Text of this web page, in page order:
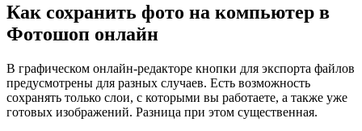
Как сохранить фото на компьютер в
Фотошоп онлайн
В графическом онлайн-редакторе кнопки для экспорта файлов
предусмотрены для разных случаев. Есть возможность
сохранять только слои, с которыми вы работаете, а также уже
готовых изображений. Разница при этом существенная.